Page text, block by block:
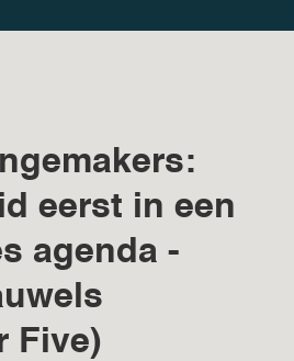
eerst in een
agenda -
Five)